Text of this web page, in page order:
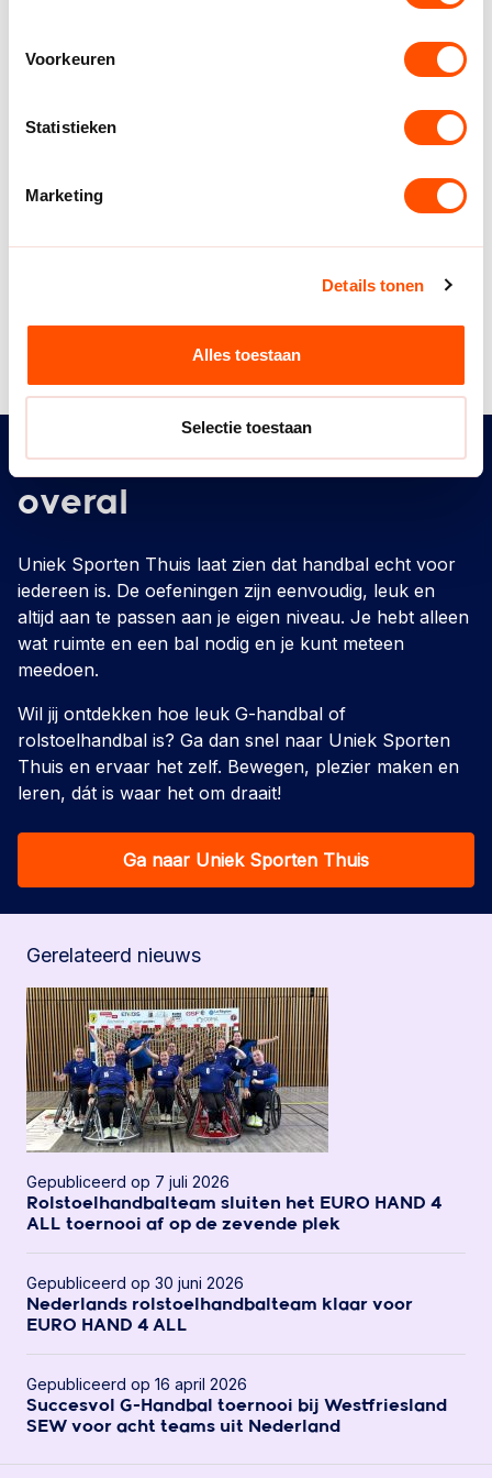
Voorkeuren
Statistieken
Marketing
Details tonen
Alles toestaan
Selectie toestaan
Handbal voor iedereen,
overal
Uniek Sporten Thuis laat zien dat handbal echt voor
iedereen is. De oefeningen zijn eenvoudig, leuk en
altijd aan te passen aan je eigen niveau. Je hebt alleen
wat ruimte en een bal nodig en je kunt meteen
meedoen.
Wil jij ontdekken hoe leuk G-handbal of
rolstoelhandbal is? Ga dan snel naar Uniek Sporten
Thuis en ervaar het zelf. Bewegen, plezier maken en
leren, dát is waar het om draait!
Ga naar Uniek Sporten Thuis
Gerelateerd nieuws
Gepubliceerd op 7 juli 2026
Rolstoelhandbalteam sluiten het EURO HAND 4
ALL toernooi af op de zevende plek
Gepubliceerd op 30 juni 2026
Nederlands rolstoelhandbalteam klaar voor
EURO HAND 4 ALL
Gepubliceerd op 16 april 2026
Succesvol G-Handbal toernooi bij Westfriesland
SEW voor acht teams uit Nederland